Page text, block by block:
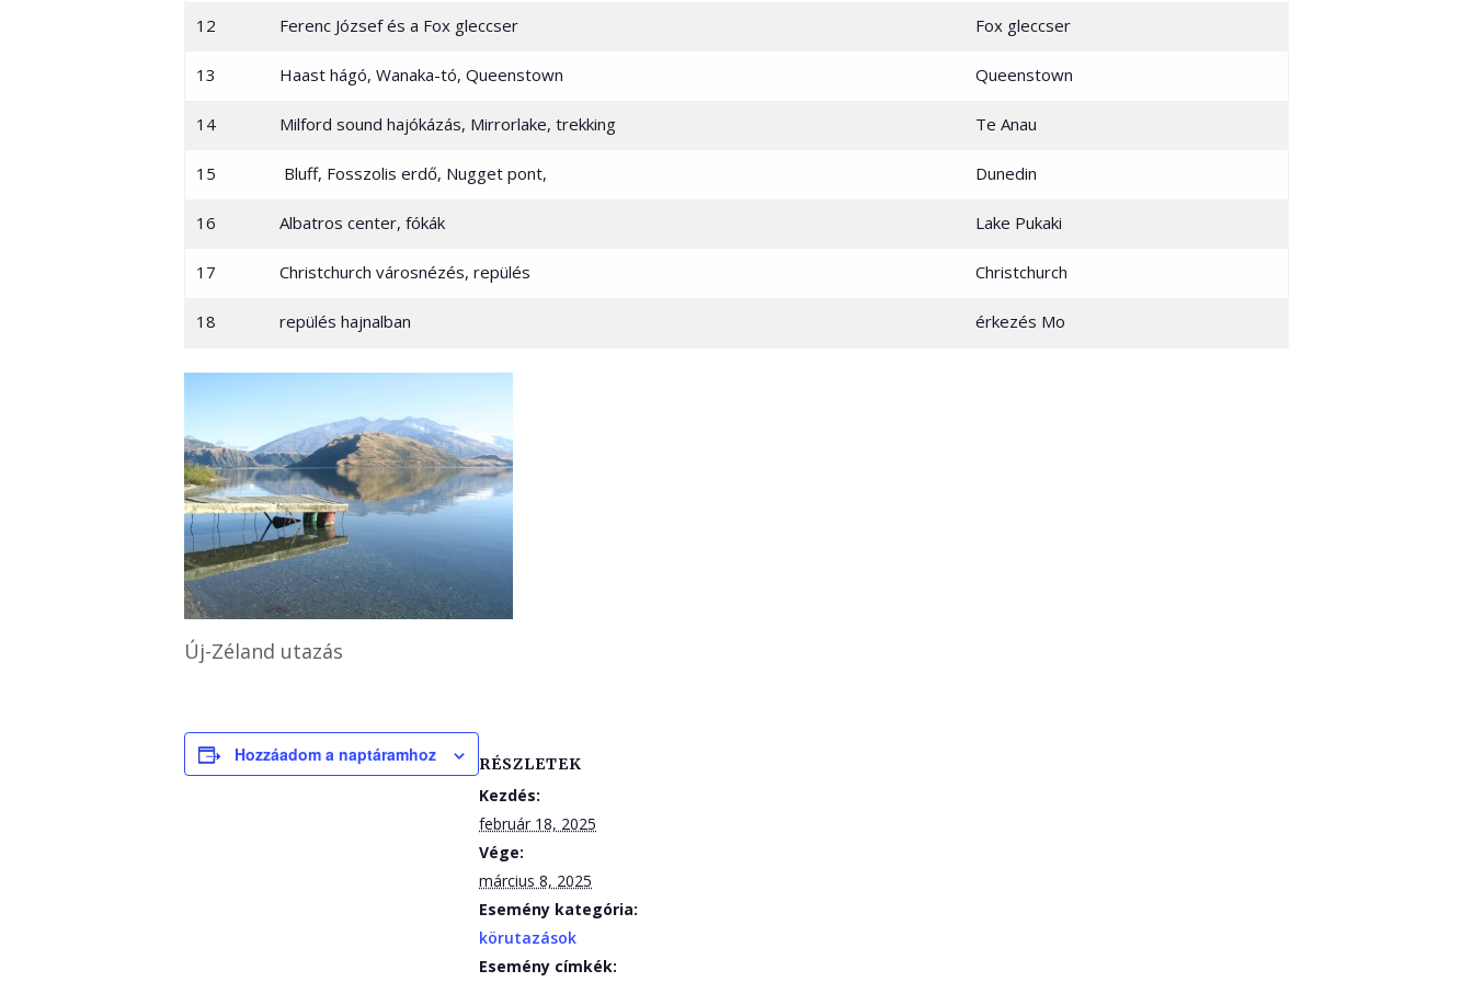
12 Ferenc József és a Fox gleccser Fox gleccser
13 Haast hágó, Wanaka-tó, Queenstown Queenstown
14 Milford sound hajókázás, Mirrorlake, trekking Te Anau
15 Bluff, Fosszolis erdő, Nugget pont, Dunedin
16 Albatros center, fókák Lake Pukaki
17 Christchurch városnézés, repülés Christchurch
18 repülés hajnalban érkezés Mo
Új-Zéland utazás
Hozzáadom a naptáramhoz RÉSZLETEK
Kezdés:
február 18, 2025
Vége:
március 8, 2025
Esemény kategória:
körutazások
Esemény címkék: